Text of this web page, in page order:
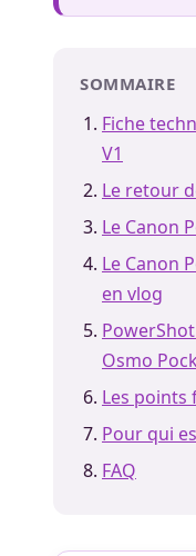
SOMMAIRE
Fiche
V1
Le retour
Le Canon
Le Canon
en vlog
PowerShot
Osmo
Les points
Pour qui
FAQ